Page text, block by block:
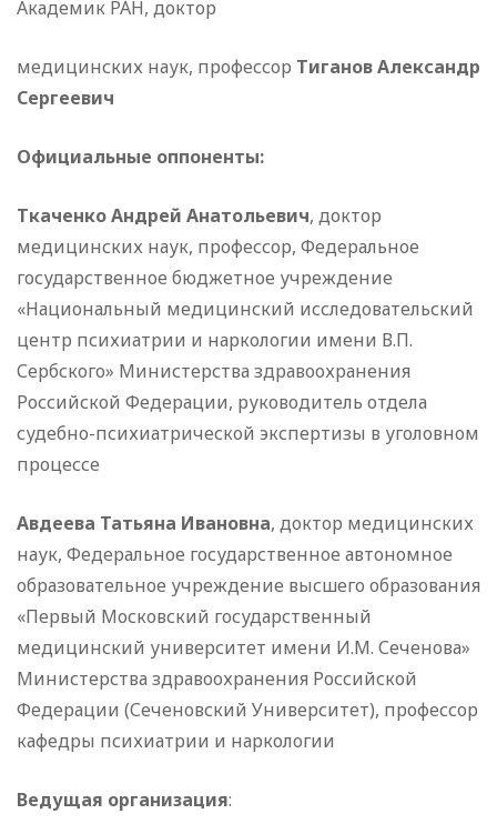
Академик РАН, доктор
медицинских наук, профессор Тиганов Александр
Сергеевич
Официальные оппоненты:
Ткаченко Андрей Анатольевич, доктор
медицинских наук, профессор, Федеральное
государственное бюджетное учреждение
«Национальный медицинский исследовательский
центр психиатрии и наркологии имени В.П.
Сербского» Министерства здравоохранения
Российской Федерации, руководитель отдела
судебно-психиатрической экспертизы в уголовном
процессе
Авдеева Татьяна Ивановна, доктор медицинских
наук, Федеральное государственное автономное
образовательное учреждение высшего образования
«Первый Московский государственный
медицинский университет имени И.М. Сеченова»
Министерства здравоохранения Российской
Федерации (Сеченовский Университет), профессор
кафедры психиатрии и наркологии
Ведущая организация: